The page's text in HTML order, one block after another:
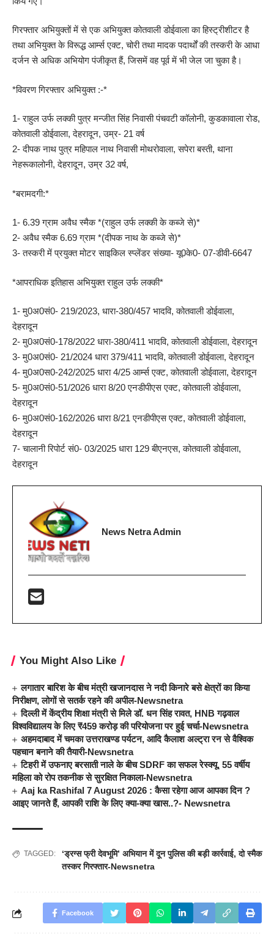
गिरफ्तार अभियुक्तों में से एक अभियुक्त कोतवाली डोईवाला का हिस्ट्रीशीटर है
तथा अभियुक्त के विरूद्ध आर्म्स एक्ट, चोरी तथा मादक पदार्थों की तस्करी के आधा
दर्जन से अधिक अभियोग पंजीकृत हैं, जिसमें वह पूर्व में भी जेल जा चुका है।
*विवरण गिरफ्तार अभियुक्त :-*
1- राहुल उर्फ लक्की पुत्र मन्जीत सिंह निवासी पंचवटी कॉलोनी, कुडकावाला रोड,
कोतवाली डोईवाला, देहरादून, उम्र- 21 वर्ष
2- दीपक नाथ पुत्र महिपाल नाथ निवासी मोथरोवाला, सपेरा बस्ती, थाना
नेहरूकालोनी, देहरादून, उम्र 32 वर्ष,
*बरामदगी:*
1- 6.39 ग्राम अवैध स्मैक *(राहुल उर्फ लक्की के कब्जे से)*
2- अवैध स्मैक 6.69 ग्राम *(दीपक नाथ के कब्जे से)*
3- तस्करी में प्रयुक्त मोटर साइकिल स्प्लेंडर संख्या- यू0के0- 07-डीवी-6647
*आपराधिक इतिहास अभियुक्त राहुल उर्फ लक्की*
1- मु0अ0सं0- 219/2023, धारा-380/457 भादवि, कोतवाली डोईवाला,
देहरादून
2- मु0अ0सं0-178/2022 धारा-380/411 भादवि, कोतवाली डोईवाला, देहरादून
3- मु0अ0सं0- 21/2024 धारा 379/411 भादवि, कोतवाली डोईवाला, देहरादून
4- मु0अ0स0-242/2025 धारा 4/25 आर्म्स एक्ट, कोतवाली डोईवाला, देहरादून
5- मु0अ0सं0-51/2026 धारा 8/20 एनडीपीएस एक्ट, कोतवाली डोईवाला,
देहरादून
6- मु0अ0सं0-162/2026 धारा 8/21 एनडीपीएस एक्ट, कोतवाली डोईवाला,
देहरादून
7- चालानी रिपोर्ट सं0- 03/2025 धारा 129 बीएनएस, कोतवाली डोईवाला,
देहरादून
News Netra Admin
You Might Also Like
लगातार बारिश के बीच मंत्री खजानदास ने नदी किनारे बसे क्षेत्रों का किया
निरीक्षण, लोगों से सतर्क रहने की अपील-Newsnetra
दिल्ली में केंद्रीय शिक्षा मंत्री से मिले डॉ. धन सिंह रावत, HNB गढ़वाल
विश्वविद्यालय के लिए ₹459 करोड़ की परियोजना पर हुई चर्चा-Newsnetra
अहमदाबाद में चमका उत्तराखण्ड पर्यटन, आदि कैलाश अल्ट्रा रन से वैश्विक
पहचान बनाने की तैयारी-Newsnetra
टिहरी में उफनाए बरसाती नाले के बीच SDRF का सफल रेस्क्यू, 55 वर्षीय
महिला को रोप तकनीक से सुरक्षित निकाला-Newsnetra
Aaj ka Rashifal 7 August 2026 : कैसा रहेगा आज आपका दिन ?
आइए जानते हैं, आपकी राशि के लिए क्या-क्या खास..?- Newsnetra
TAGGED: ‘ड्रग्स फ्री देवभूमि’ अभियान में दून पुलिस की बड़ी कार्रवाई,दो स्मैक
तस्कर गिरफ्तार-Newsnetra
Facebook